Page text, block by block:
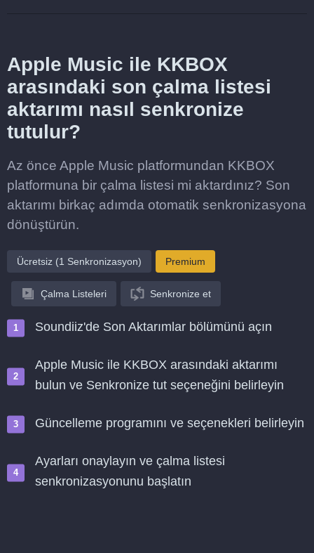
Apple Music ile KKBOX
arasındaki son çalma listesi
aktarımı nasıl senkronize
tutulur?
Az önce Apple Music platformundan KKBOX
platformuna bir çalma listesi mi aktardınız? Son
aktarımı birkaç adımda otomatik senkronizasyona
dönüştürün.
Ücretsiz (1 Senkronizasyon) Premium
Çalma Listeleri Senkronize et
Soundiiz'de Son Aktarımlar bölümünü açın
Apple Music ile KKBOX arasındaki aktarımı
bulun ve Senkronize tut seçeneğini belirleyin
Güncelleme programını ve seçenekleri belirleyin
Ayarları onaylayın ve çalma listesi
senkronizasyonunu başlatın